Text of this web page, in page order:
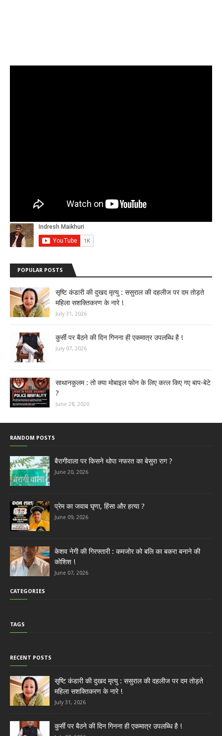
POPULAR POSTS
सृष्टि कंडारी की दुखद मृत्यु : ससुराल की दहलीज पर दम तोड़ते
महिला सशक्तिकरण के नारे !
July 31, 2026
कुर्सी पर बैठने की दिन गिनना ही एकमात्र उपलब्धि है !
July 07, 2026
साथानकुलम : तो क्या मोबाइल फोन के लिए कत्ल किए गए बाप-बेटे
?
June 28, 2020
RANDOM POSTS
बैरागीवाला पर किसने थोपा नफरत का बेसुरा राग ?
June 20, 2026
प्रेम का जवाब घृणा, हिंसा और हत्या ?
June 09, 2026
केशव नेगी की गिरफ्तारी : कमजोर को बलि का बकरा बनाने की
कोशिश !
June 07, 2026
CATEGORIES
TAGS
RECENT POSTS
सृष्टि कंडारी की दुखद मृत्यु : ससुराल की दहलीज पर दम तोड़ते
महिला सशक्तिकरण के नारे !
July 31, 2026
कुर्सी पर बैठने की दिन गिनना ही एकमात्र उपलब्धि है !